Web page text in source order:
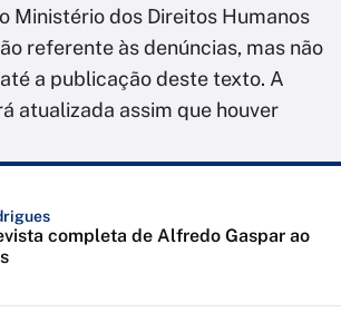
Ministério dos Direitos Humanos
referente às denúncias, mas não
a publicação deste texto. A
atualizada assim que houver
completa de Alfredo Gaspar ao